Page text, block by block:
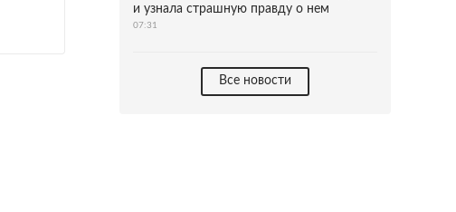
и узнала страшную правду о нем
07:31
Все новости